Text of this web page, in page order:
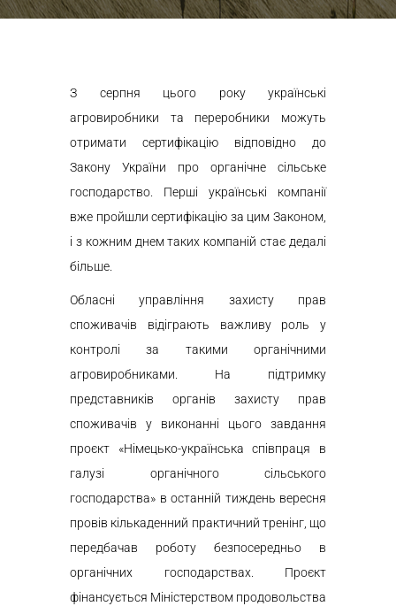
З серпня цього року українські
агровиробники та переробники можуть
отримати сертифікацію відповідно до
Закону України про органічне сільське
господарство. Перші українські компанії
вже пройшли сертифікацію за цим Законом,
і з кожним днем таких компаній стає дедалі
більше.
Обласні управління захисту прав
споживачів відіграють важливу роль у
контролі за такими органічними
агровиробниками. На підтримку
представників органів захисту прав
споживачів у виконанні цього завдання
проєкт «Німецько-українська співпраця в
галузі органічного сільського
господарства» в останній тиждень вересня
провів кількаденний практичний тренінг, що
передбачав роботу безпосередньо в
органічних господарствах. Проєкт
фінансується Міністерством продовольства